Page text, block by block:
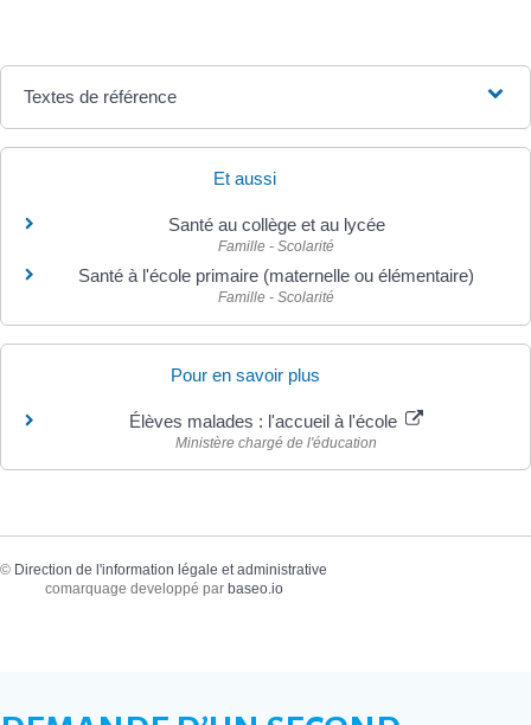
Textes de référence
Et aussi
Santé au collège et au lycée
Famille - Scolarité
Santé à l'école primaire (maternelle ou élémentaire)
Famille - Scolarité
Pour en savoir plus
Élèves malades : l'accueil à l'école
Ministère chargé de l'éducation
© Direction de l'information légale et administrative
comarquage developpé par baseo.io